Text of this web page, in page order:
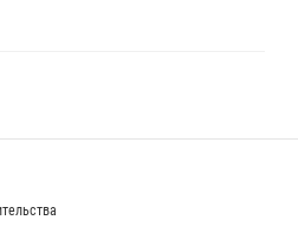
отработали навыки